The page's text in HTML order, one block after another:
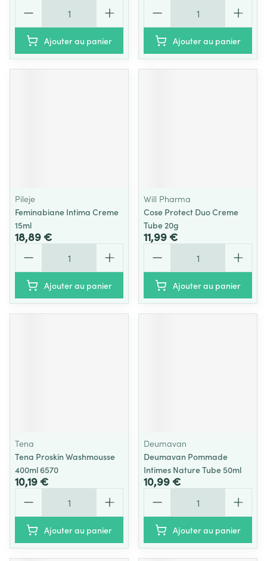
Ajouter au panier Ajouter au panier
Pileje
Feminabiane Intima Creme
15ml
18,89 €
Ajouter au panier
Will Pharma
Cose Protect Duo Creme
Tube 20g
11,99 €
Ajouter au panier
Tena
Tena Proskin Washmousse
400ml 6570
10,19 €
Ajouter au panier
Deumavan
Deumavan Pommade
Intimes Nature Tube 50ml
10,99 €
Ajouter au panier